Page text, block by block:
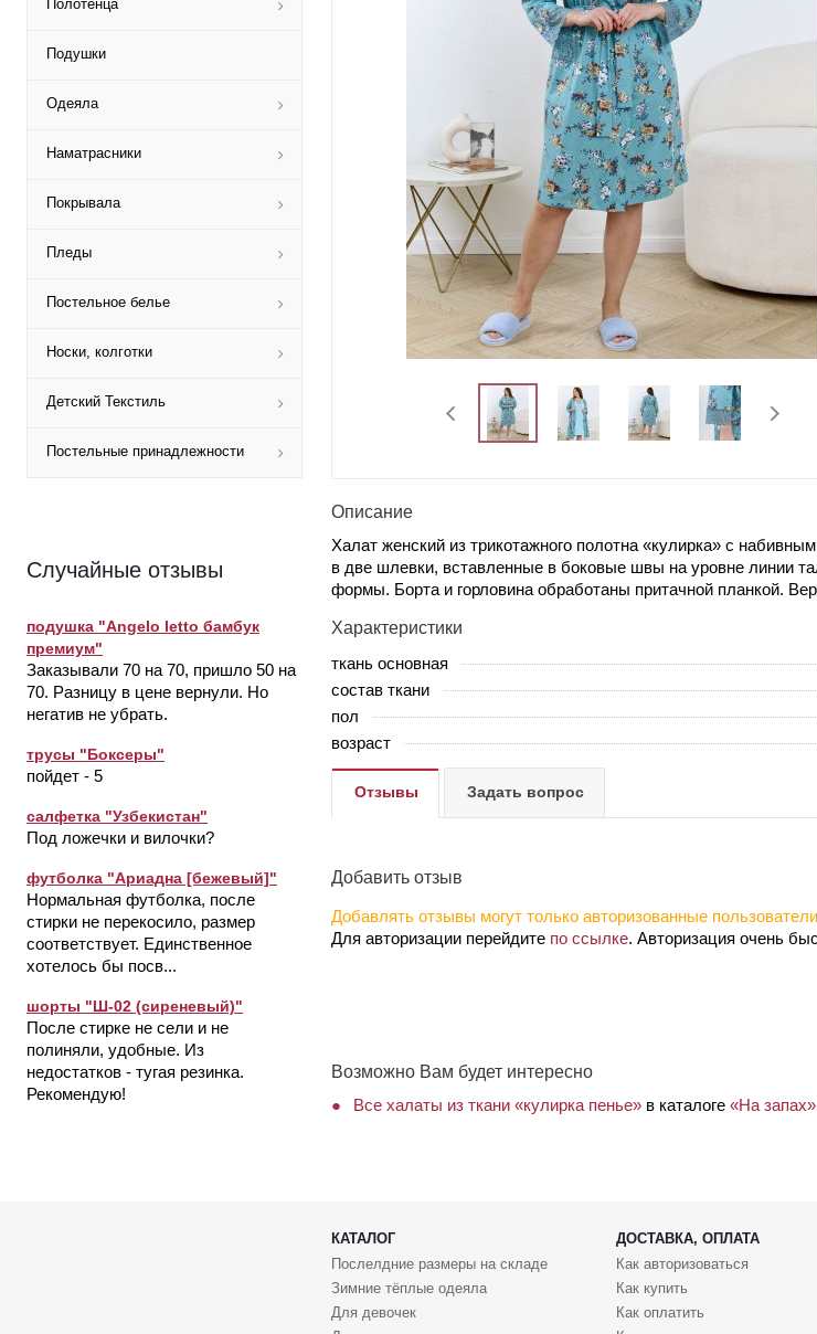
Полотенца
Подушки
Одеяла
Наматрасники
Покрывала
Пледы
Постельное белье
Носки, колготки
Детский Текстиль
Постельные принадлежности
Случайные отзывы
подушка "Angelo letto бамбук
премиум"
Заказывали 70 на 70, пришло 50 на
70. Разницу в цене вернули. Но
негатив не убрать.
трусы "Боксеры"
пойдет - 5
салфетка "Узбекистан"
Под ложечки и вилочки?
футболка "Ариадна [бежевый]"
Нормальная футболка, после
стирки не перекосило, размер
соответствует. Единственное
хотелось бы посв...
шорты "Ш-02 (сиреневый)"
После стирке не сели и не
полиняли, удобные. Из
недостатков - тугая резинка.
Рекомендую!
Описание
Халат женский из трикотажного полотна «кулирка» с
в две шлевки, вставленные в боковые швы на уровне линии
формы. Борта и горловина обработаны притачной планкой.
Характеристики
ткань основная
состав ткани
пол
возраст
Отзывы Задать вопрос
Добавить отзыв
Добавлять отзывы могут только авторизованные
Для авторизации перейдите по ссылке. Авторизация очень
Возможно Вам будет интересно
Все халаты из ткани «кулирка пенье» в каталоге «На запах»
КАТАЛОГ ДОСТАВКА, ОПЛАТА
Послелдние размеры на складе
Зимние тёплые одеяла
Для девочек
Как авторизоваться
Как купить
Как оплатить